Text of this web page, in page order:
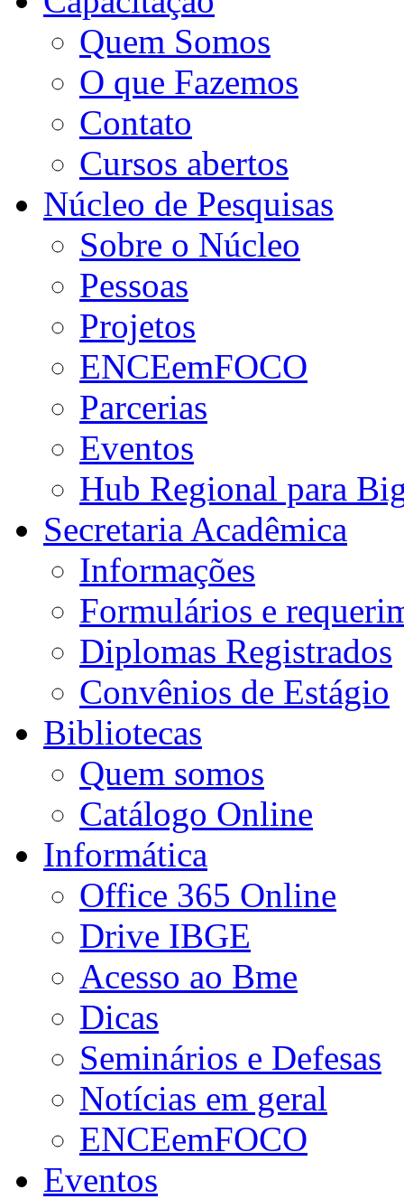
Quem Somos
O que Fazemos
Contato
Cursos abertos
Núcleo de Pesquisas
Sobre o Núcleo
Pessoas
Projetos
ENCEemFOCO
Parcerias
Eventos
Hub Regional para
Secretaria Acadêmica
Informações
Formulários e
Diplomas Registrados
Convênios de Estágio
Bibliotecas
Quem somos
Catálogo Online
Informática
Office 365 Online
Drive IBGE
Acesso ao Bme
Dicas
Seminários e Defesas
Notícias em geral
ENCEemFOCO
Eventos